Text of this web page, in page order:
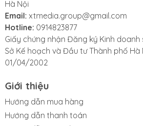
cam kết linh
chính hãng,
Yeuapple.vnlà
chọn số một
vụ thay main
Hà Nội
Email: xtmedia.group@gmail.com
Hotline: 0914823877
Giấy chứng nhận Đăng ký Kinh doanh
Sở Kế hoạch và Đầu tư Thành phố
01/04/2002
Giới thiệu
Hướng dẫn mua hàng
Hướng dẫn thanh toán